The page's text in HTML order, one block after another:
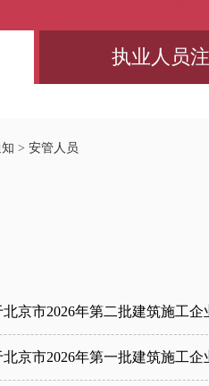
执业人员
> 安管人员
京市2026年第二批建筑施工
京市2026年第一批建筑施工